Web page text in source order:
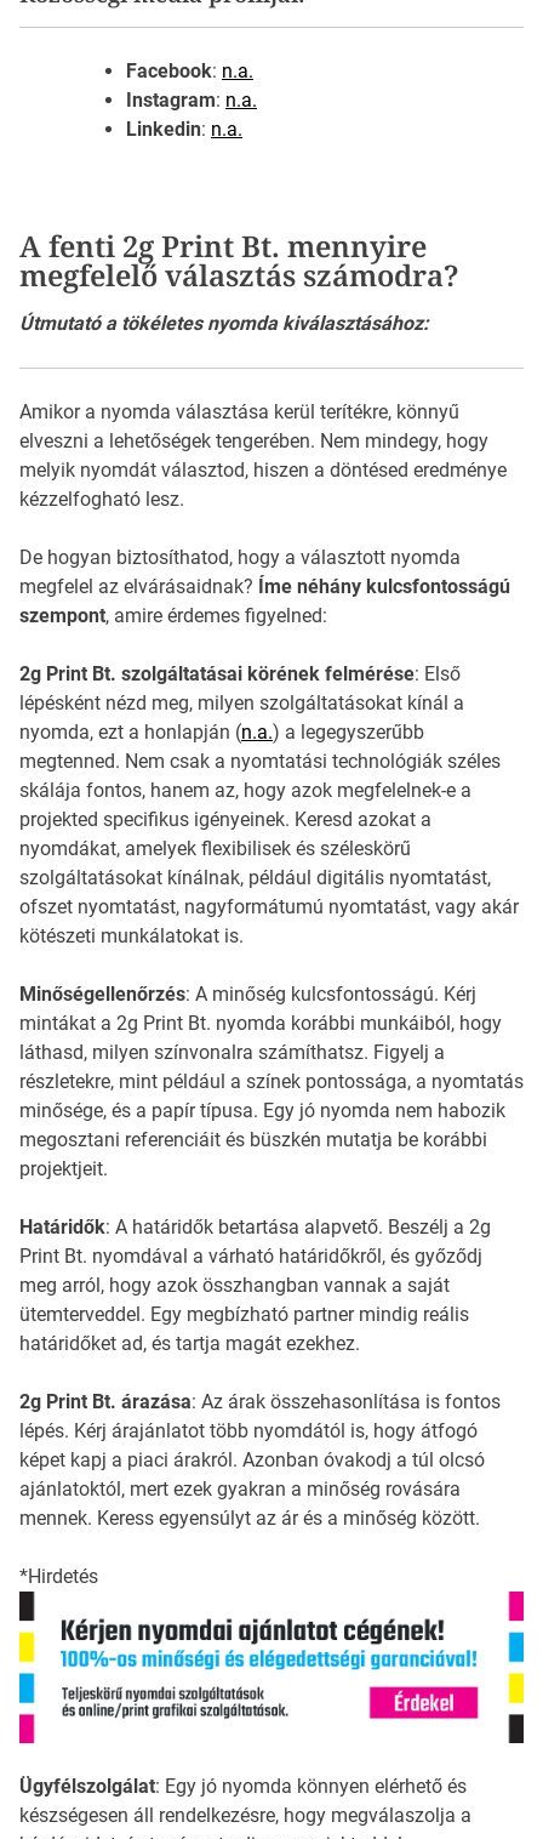
Facebook: n.a.
Instagram: n.a.
Linkedin: n.a.
A fenti 2g Print Bt. mennyire
megfelelő választás számodra?
Útmutató a tökéletes nyomda kiválasztásához:
Amikor a nyomda választása kerül terítékre, könnyű
elveszni a lehetőségek tengerében. Nem mindegy, hogy
melyik nyomdát választod, hiszen a döntésed eredménye
kézzelfogható lesz.
De hogyan biztosíthatod, hogy a választott nyomda
megfelel az elvárásaidnak? Íme néhány kulcsfontosságú
szempont, amire érdemes figyelned:
2g Print Bt. szolgáltatásai körének felmérése: Első
lépésként nézd meg, milyen szolgáltatásokat kínál a
nyomda, ezt a honlapján (n.a.) a legegyszerűbb
megtenned. Nem csak a nyomtatási technológiák széles
skálája fontos, hanem az, hogy azok megfelelnek-e a
projekted specifikus igényeinek. Keresd azokat a
nyomdákat, amelyek flexibilisek és széleskörű
szolgáltatásokat kínálnak, például digitális nyomtatást,
ofszet nyomtatást, nagyformátumú nyomtatást, vagy akár
kötészeti munkálatokat is.
Minőségellenőrzés: A minőség kulcsfontosságú. Kérj
mintákat a 2g Print Bt. nyomda korábbi munkáiból, hogy
láthasd, milyen színvonalra számíthatsz. Figyelj a
részletekre, mint például a színek pontossága, a nyomtatás
minősége, és a papír típusa. Egy jó nyomda nem habozik
megosztani referenciáit és büszkén mutatja be korábbi
projektjeit.
Határidők: A határidők betartása alapvető. Beszélj a 2g
Print Bt. nyomdával a várható határidőkről, és győződj
meg arról, hogy azok összhangban vannak a saját
ütemterveddel. Egy megbízható partner mindig reális
határidőket ad, és tartja magát ezekhez.
2g Print Bt. árazása: Az árak összehasonlítása is fontos
lépés. Kérj árajánlatot több nyomdától is, hogy átfogó
képet kapj a piaci árakról. Azonban óvakodj a túl olcsó
ajánlatoktól, mert ezek gyakran a minőség rovására
mennek. Keress egyensúlyt az ár és a minőség között.
*Hirdetés
Ügyfélszolgálat: Egy jó nyomda könnyen elérhető és
készségesen áll rendelkezésre, hogy megválaszolja a